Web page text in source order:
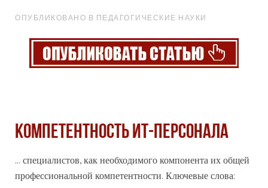
ОПУБЛИКОВАНО В ПЕДАГОГИЧЕСКИЕ НАУКИ
КОМПЕТЕНТНОСТЬ ИТ-ПЕРСОНАЛА
... специалистов, как необходимого компонента их общей
профессиональной компетентности. Ключевые слова: